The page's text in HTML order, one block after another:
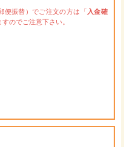
便振替）でご注文の方は「 入金確
すのでご注意下さい。